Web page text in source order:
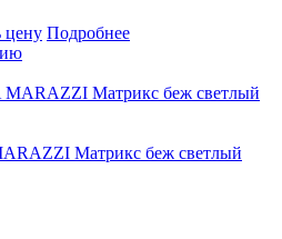
цену Подробнее
Матрикс беж светлый